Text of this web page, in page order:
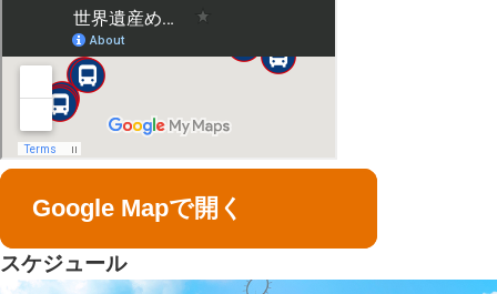
Google Mapで開く
スケジュール